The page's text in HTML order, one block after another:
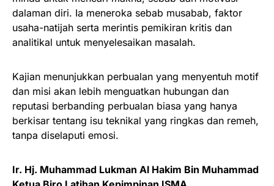
dalaman diri. Ia meneroka sebab musabab, faktor
usaha-natijah serta merintis pemikiran kritis dan
analitikal untuk menyelesaikan masalah.
Kajian menunjukkan perbualan yang menyentuh motif
dan misi akan lebih menguatkan hubungan dan
reputasi berbanding perbualan biasa yang hanya
berkisar tentang isu teknikal yang ringkas dan remeh,
tanpa diselaputi emosi.
Ir. Hj. Muhammad Lukman Al Hakim Bin Muhammad